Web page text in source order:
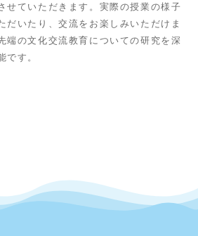
せていただきます。実際の授業の様子
だいたり、交流をお楽しみいただけま
端の文化交流教育についての研究を深
です。